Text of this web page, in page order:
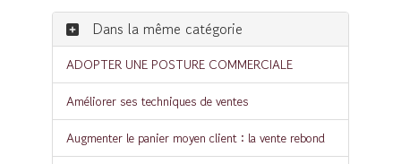
Dans la même catégorie
ADOPTER UNE POSTURE COMMERCIALE
Améliorer ses techniques de ventes
Augmenter le panier moyen client : la vente rebond